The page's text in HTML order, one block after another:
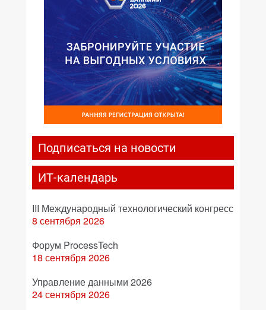
Подписаться на новости
ИТ-календарь
III Международный технологический конгресс
8 сентября 2026
Форум ProcessTech
18 сентября 2026
Управление данными 2026
24 сентября 2026